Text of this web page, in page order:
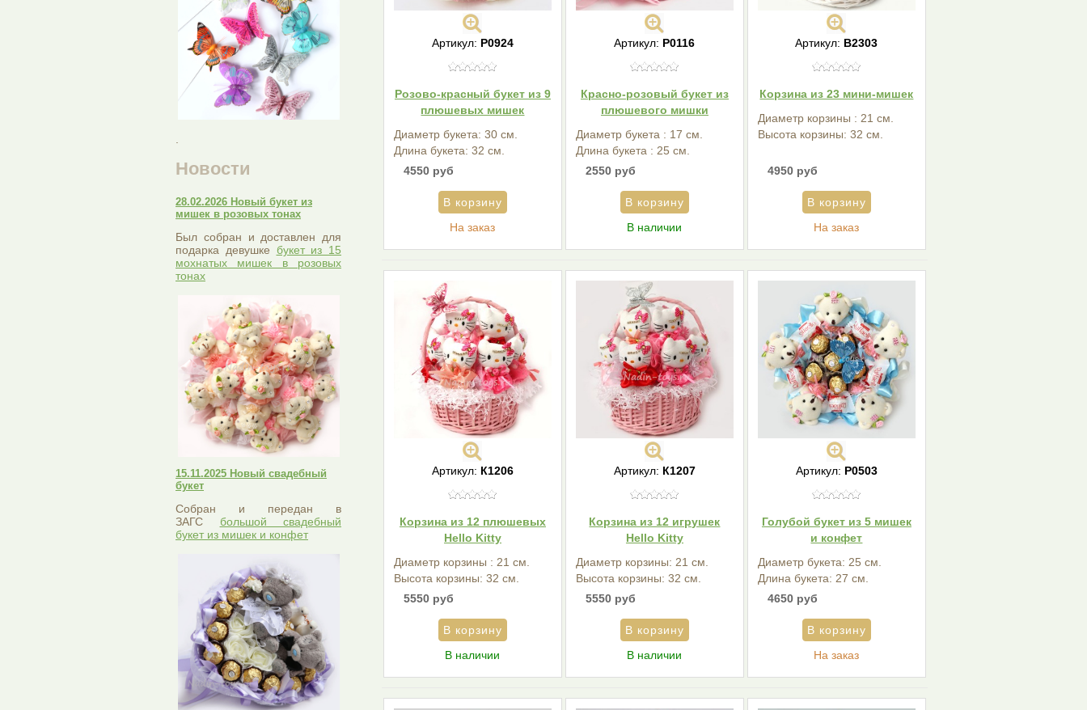
Новости
28.02.2026 Новый букет из
мишек в розовых тонах
Был собран и доставлен для
подарка девушке букет из 15
мохнатых мишек в розовых
тонах
15.11.2025 Новый свадебный
букет
Собран и передан в
ЗАГС большой свадебный
букет из мишек и конфет
Артикул: Р0924
Розово-красный букет из 9
плюшевых мишек
Диаметр букета: 30 см.
Длина букета: 32 см.
4550 руб
На заказ
Артикул: Р0116
Красно-розовый букет из
плюшевого мишки
Диаметр букета : 17 см.
Длина букета : 25 см.
2550 руб
В наличии
Артикул: В2303
Корзина из 23 мини-мишек
Диаметр корзины : 21 см.
Высота корзины: 32 см.
4950 руб
На заказ
Артикул: К1206
Корзина из 12 плюшевых
Hello Kitty
Диаметр корзины : 21 см.
Высота корзины: 32 см.
5550 руб
В наличии
Артикул: К1207
Корзина из 12 игрушек
Hello Kitty
Диаметр корзины: 21 см.
Высота корзины: 32 см.
5550 руб
В наличии
Артикул: P0503
Голубой букет из 5 мишек
и конфет
Диаметр букета: 25 см.
Длина букета: 27 см.
4650 руб
На заказ